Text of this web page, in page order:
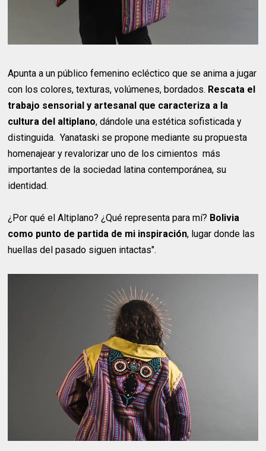
Apunta a un público femenino ecléctico que se anima a jugar
con los colores, texturas, volúmenes, bordados. Rescata el
trabajo sensorial y artesanal que caracteriza a la
cultura del altiplano, dándole una estética sofisticada y
distinguida. Yanataski se propone mediante su propuesta
homenajear y revalorizar uno de los cimientos más
importantes de la sociedad latina contemporánea, su
identidad.
¿Por qué el Altiplano? ¿Qué representa para mí? Bolivia
como punto de partida de mi inspiración, lugar donde las
huellas del pasado siguen intactas".